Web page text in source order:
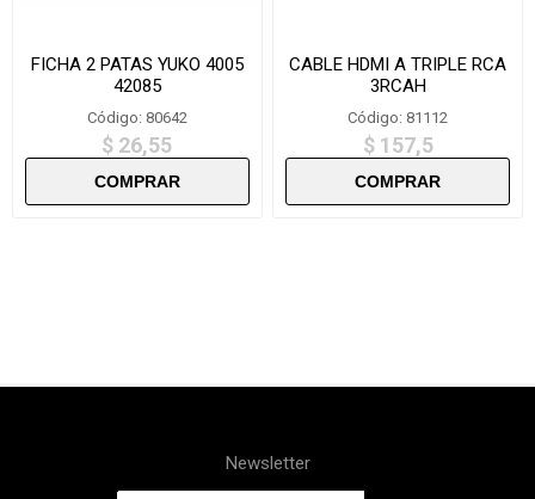
FICHA 2 PATAS YUKO 4005
42085
Código: 80642
$ 26,55
CABLE HDMI A TRIPLE RCA
3RCAH
Código: 81112
$ 157,5
Newsletter